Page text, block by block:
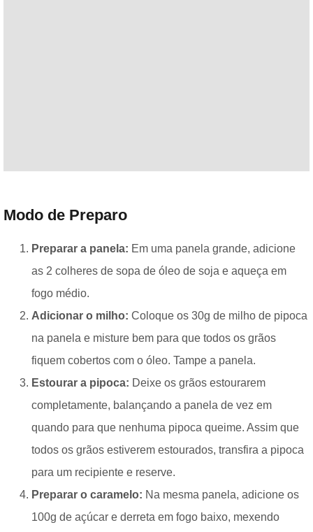
Modo de Preparo
Preparar a panela: Em uma panela grande, adicione
as 2 colheres de sopa de óleo de soja e aqueça em
fogo médio.
Adicionar o milho: Coloque os 30g de milho de pipoca
na panela e misture bem para que todos os grãos
fiquem cobertos com o óleo. Tampe a panela.
Estourar a pipoca: Deixe os grãos estourarem
completamente, balançando a panela de vez em
quando para que nenhuma pipoca queime. Assim que
todos os grãos estiverem estourados, transfira a pipoca
para um recipiente e reserve.
Preparar o caramelo: Na mesma panela, adicione os
100g de açúcar e derreta em fogo baixo, mexendo